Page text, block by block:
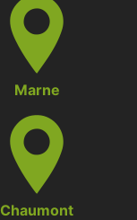
Marne
Chaumont